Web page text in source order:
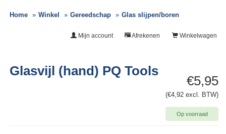
Home Winkel Gereedschap Glas slijpen/boren
Winkelwagen
Afrekenen
Mijn account
€5,95
(€4,92 excl. BTW)
Op voorraad
Glasvijl (hand) PQ Tools